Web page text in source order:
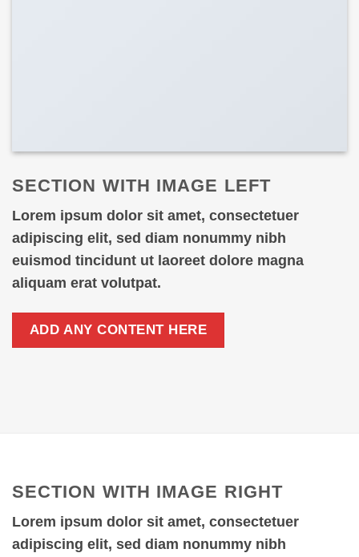
SECTION WITH IMAGE LEFT
Lorem ipsum dolor sit amet, consectetuer
adipiscing elit, sed diam nonummy nibh
euismod tincidunt ut laoreet dolore magna
aliquam erat volutpat.
ADD ANY CONTENT HERE
SECTION WITH IMAGE RIGHT
Lorem ipsum dolor sit amet, consectetuer
adipiscing elit, sed diam nonummy nibh